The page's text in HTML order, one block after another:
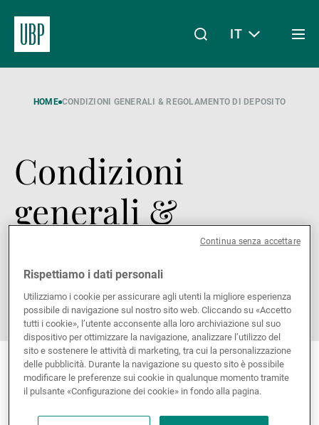
Il mio accesso
Chi siamo
Wealth Management
Asset Management
Gestori patrimoniali indipendenti
Novità e approfondimenti
Linkedin
Instagram
X Facebook
Youtube
WeChat
Spotify
IT
HOME CONDIZIONI GENERALI & REGOLAMENTO DI DEPOSITO
Condizioni
generali &
Regolamento di
deposito
Rispettiamo i dati personali
Utilizziamo i cookie per assicurare agli utenti la migliore esperienza
possibile di navigazione sul nostro sito web. Cliccando su «Accetto
tutti i cookie», l’utente acconsente alla loro archiviazione sul suo
dispositivo per ottimizzare la navigazione, analizzare l’utilizzo del
sito e sostenere le attività di marketing, tra cui la personalizzazione
delle pubblicità. Durante la navigazione su questo sito è possibile
modificare le preferenze sui cookie in qualunque momento tramite
il pulsante «Configurazione dei cookie» in fondo alla pagina.
Continua senza accettare